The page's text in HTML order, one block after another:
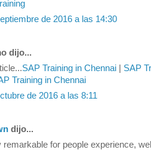
de 2016 a las 14:30
dijo...
SAP Training in Chennai
SAP
Training in Chennai
de 2016 a las 8:11
dijo...
remarkable for people experience,